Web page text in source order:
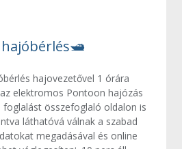
hajóbérlés🛥
hajovezetővel 1 órára
elektromos Pontoon hajózás
összefoglaló oldalon is
láthatóvá válnak a szabad
megadásával és online